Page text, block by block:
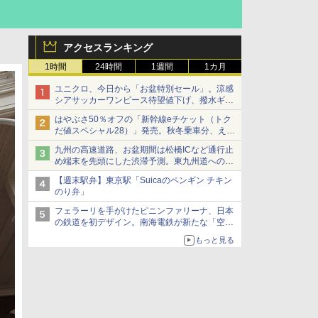
アクセスランキング
1時間 24時間 1週間 1カ月
ユニクロ、今日から「お盆特別セール」。涼感
シアサッカーワンピース待望値下げ、撥水ギア
ショーツは1990円に
はやぶさ50％オフの「新幹線eチケット（トク
だ値スペシャル28）」発売。秋冬乗車分、えき
ねっと限定
九州の高速道路、お盆期間は松橋ICなど通行止
め端末を先頭にした渋滞予測。東九州道への迂
回は料金調整を実施
【週末駅弁】東京駅「Suicaのペンギン チキン
のり弁」
フェラーリを手がけたピニンファリーナ、日本
の鉄道を初デザイン。南海電鉄が新たな「空港
もっと見る